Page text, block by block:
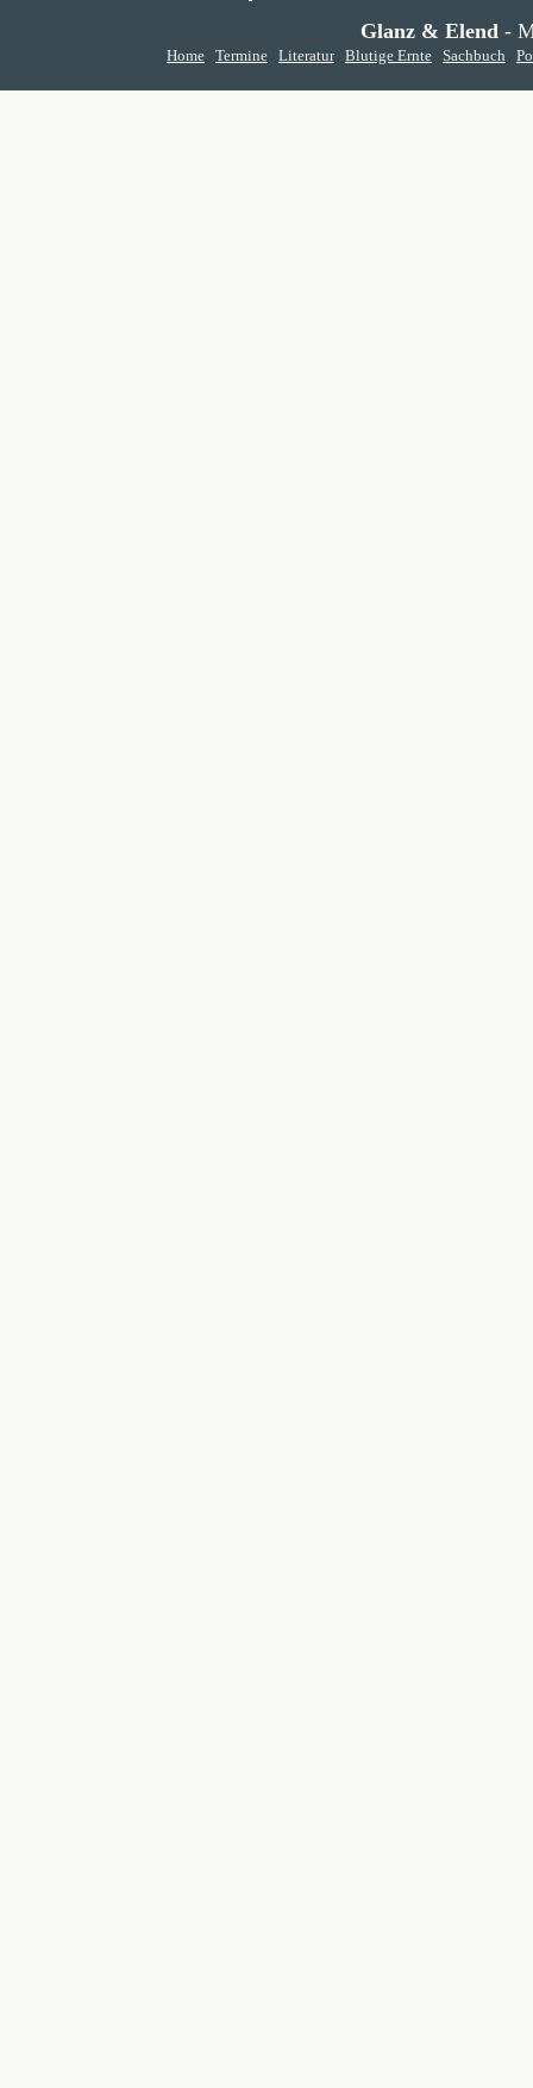
Glanz & Elend -
Home Termine Literatur Blutige Ernte Sachbuch